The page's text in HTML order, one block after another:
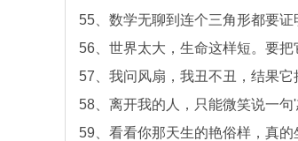
55、数学无聊到连个三角形都要证
56、世界太大，生命这样短。要
57、我问风扇，我丑不丑，结果它
58、离开我的人，只能微笑说一句'
59、看看你那天生的艳俗样，真的